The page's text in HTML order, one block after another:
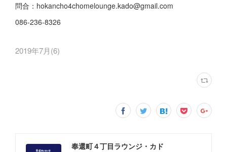
問合：hokancho4chomelounge.kado@gmail.com
086-236-8326
2019年7月(6)
奉還町４丁目ラウンジ・カド